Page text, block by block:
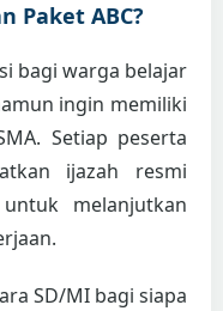
Paket ABC?
bagi warga belajar
ingin memiliki
Setiap peserta
ijazah resmi
melanjutkan
SD/MI bagi siapa